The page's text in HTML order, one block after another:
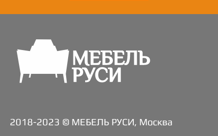
2018-2023 © МЕБЕЛЬ РУСИ, Москва